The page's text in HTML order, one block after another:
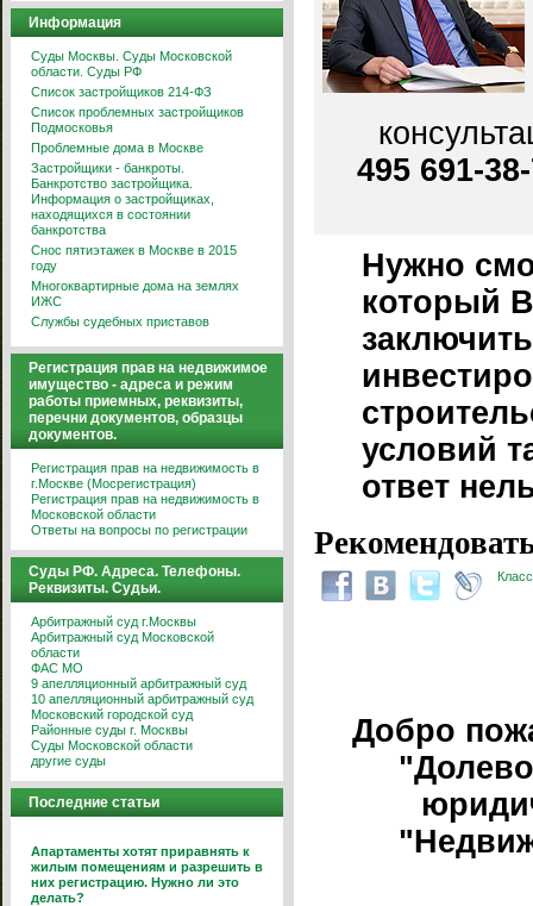
Информация
Суды Москвы. Суды Московской
области. Суды РФ
Список застройщиков 214-ФЗ
Список проблемных застройщиков
Подмосковья
Проблемные дома в Москве
Застройщики - банкроты.
Банкротство застройщика.
Информация о застройщиках,
находящихся в состоянии
банкротства
Снос пятиэтажек в Москве в 2015
году
Многоквартирные дома на землях
ИЖС
Службы судебных приставов
Регистрация прав на недвижимое
имущество - адреса и режим
работы приемных, реквизиты,
перечни документов, образцы
документов.
Регистрация прав на недвижимость в
г.Москве (Мосрегистрация)
Регистрация прав на недвижимость в
Московской области
Ответы на вопросы по регистрации
Суды РФ. Адреса. Телефоны.
Реквизиты. Судьи.
Арбитражный суд г.Москвы
Арбитражный суд Московской
области
ФАС МО
9 апелляционный арбитражный суд
10 апелляционный арбитражный суд
Московский городской суд
Районные суды г. Москвы
Суды Московской области
другие суды
Последние статьи
Апартаменты хотят приравнять к
жилым помещениям и разрешить в
них регистрацию. Нужно ли это
делать?
495 691-
Нужно
который
условий
ответ
Добро